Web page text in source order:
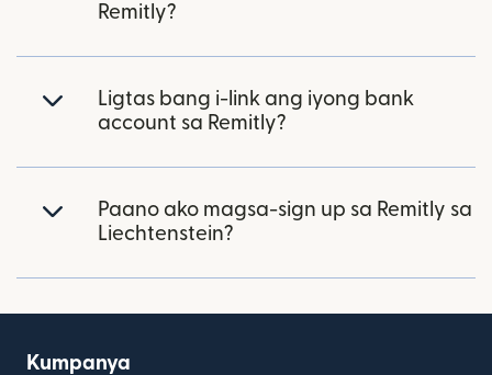
Remitly?
Ligtas bang i-link ang iyong bank
account sa Remitly?
Paano ako magsa-sign up sa Remitly sa
Liechtenstein?
Kumpanya